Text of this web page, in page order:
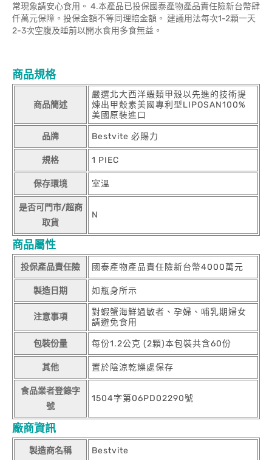
常現象請安心食用。 4.本產品已投保國泰產物產品責任險新台幣肆
仟萬元保障。投保金額不等同理賠金額。 建議用法每次1-2顆一天
2-3次空腹及睡前以開水食用多食無益。
商品規格
商品簡述
嚴選北大西洋蝦類甲殼以先進的技術提
煉出甲殼素美國專利型LIPOSAN100%
美國原裝進口
品牌 Bestvite 必賜力
規格 1 PIEC
保存環境 室溫
是否可門市/超商
取貨
N
商品屬性
投保產品責任險 國泰產物產品責任險新台幣4000萬元
製造日期 如瓶身所示
注意事項
對蝦蟹海鮮過敏者、孕婦、哺乳期婦女
請避免食用
包裝份量 每份1.2公克 (2顆)本包裝共含60份
其他 置於陰涼乾燥處保存
食品業者登錄字
號
1504字第06PD02290號
廠商資訊
製造商名稱 Bestvite